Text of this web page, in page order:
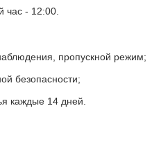
час - 12:00.
пропускной режим;
безопасности;
каждые 14 дней.